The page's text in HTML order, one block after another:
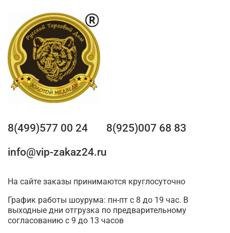
8(499)577 00 24
8(925)007 68 83
info@vip-zakaz24.ru
На сайте заказы принимаются круглосуточно
График работы шоурума: пн-пт с 8 до 19 час. В
выходные дни отгрузка по предварительному
согласованию с 9 до 13 часов